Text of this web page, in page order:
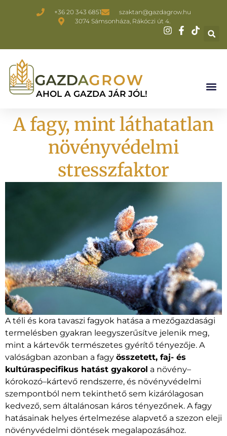
+36 20 343 6851
szaktan@gazdagrow.hu
3074 Sámsonháza, Rákóczi út 4.
AHOL A GAZDA JÁR JÓL!
A fagy, mint láthatatlan
növényvédelmi
stresszfaktor
A téli és kora tavaszi fagyok hatása a mezőgazdasági
termelésben gyakran leegyszerűsítve jelenik meg,
mint a kártevők természetes gyérítő tényezője. A
valóságban azonban a fagy összetett, faj- és
kultúraspecifikus hatást gyakorol a növény–
kórokozó–kártevő rendszerre, és növényvédelmi
szempontból nem tekinthető sem kizárólagosan
kedvező, sem általánosan káros tényezőnek. A fagy
hatásainak helyes értelmezése alapvető a szezon eleji
növényvédelmi döntések megalapozásához.